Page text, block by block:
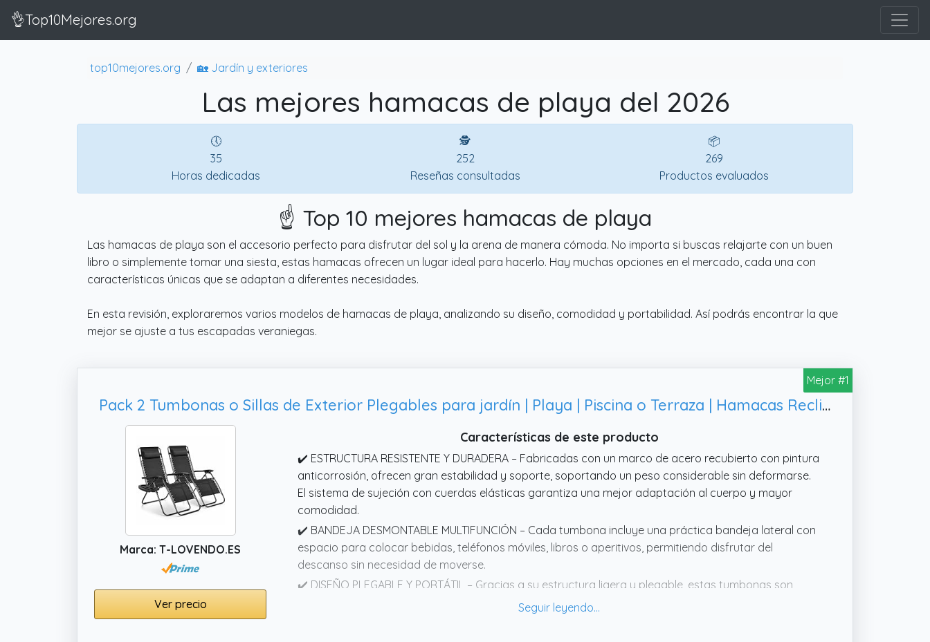
👌Top10Mejores.org
top10mejores.org 🏡 Jardín y exteriores
Las mejores hamacas de playa del 2026
🕔
35
Horas dedicadas
🕵
252
Reseñas consultadas
📦
269
Productos evaluados
☝️ Top 10 mejores hamacas de playa
Las hamacas de playa son el accesorio perfecto para disfrutar del sol y la arena de manera cómoda. No importa si buscas relajarte con un buen
libro o simplemente tomar una siesta, estas hamacas ofrecen un lugar ideal para hacerlo. Hay muchas opciones en el mercado, cada una con
características únicas que se adaptan a diferentes necesidades.
En esta revisión, exploraremos varios modelos de hamacas de playa, analizando su diseño, comodidad y portabilidad. Así podrás encontrar la que
mejor se ajuste a tus escapadas veraniegas.
Mejor #1
Pack 2 Tumbonas o Sillas de Exterior Plegables para jardín | Playa | Piscina o Terraza | Hamacas Reclinables Camping con Portavasos y Reposacabezas | Hasta 150kg | Silla plegable playa o Tumbona
Marca: T-LOVENDO.ES
Ver precio
Características de este producto
✔️ ESTRUCTURA RESISTENTE Y DURADERA – Fabricadas con un marco de acero recubierto con pintura
anticorrosión, ofrecen gran estabilidad y soporte, soportando un peso considerable sin deformarse.
El sistema de sujeción con cuerdas elásticas garantiza una mejor adaptación al cuerpo y mayor
comodidad.
✔️ BANDEJA DESMONTABLE MULTIFUNCIÓN – Cada tumbona incluye una práctica bandeja lateral con
espacio para colocar bebidas, teléfonos móviles, libros o aperitivos, permitiendo disfrutar del
descanso sin necesidad de moverse.
✔️ DISEÑO PLEGABLE Y PORTÁTIL – Gracias a su estructura ligera y plegable, estas tumbonas son
fáciles de transportar y almacenar. Se pliegan en segundos para ocupar menos espacio, siendo